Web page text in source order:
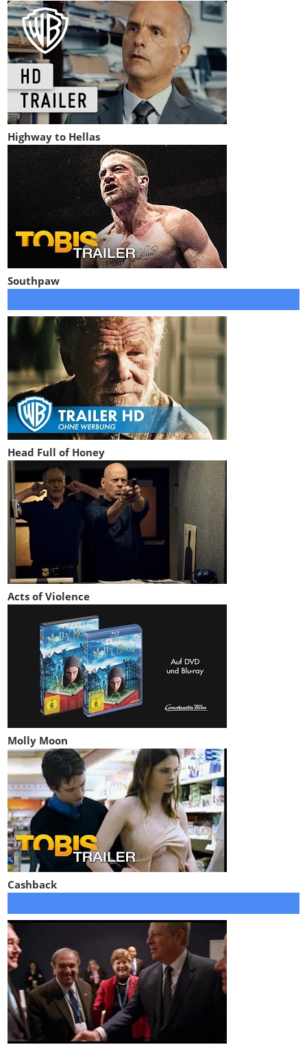
Highway to Hellas
Southpaw
Head Full of Honey
Acts of Violence
Molly Moon
Cashback